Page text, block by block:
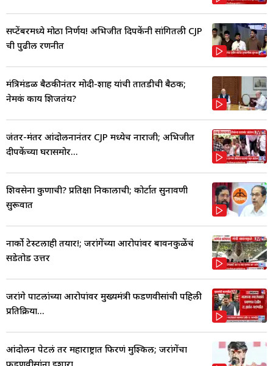
सप्टेंबरमध्ये मोठा निर्णय! अभिजीत दिपकेंनी सांगितली CJP
ची पुढील रणनीत
मंत्रिमंडळ बैठकीनंतर मोदी-शाह यांची तातडीची बैठक;
नेमकं काय शिजतंय?
जंतर-मंतर आंदोलनानंतर CJP मध्येच नाराजी; अभिजीत
दीपकेंच्या घरासमोर...
शिवसेना कुणाची? प्रतिक्षा निकालाची; कोर्टात सुनावणी
सुरूवात
नार्को टेस्टलाही तयार!; जरांगेंच्या आरोपांवर बावनकुळेंचं
सडेतोड उत्तर
जरांगे पाटलांच्या आरोपांवर मुख्यमंत्री फडणवीसांची पहिली
प्रतिक्रिया...
आंदोलन पेटलं तर महाराष्ट्रात फिरणं मुश्किल; जरांगेंचा
फडणवीसांना इशारा